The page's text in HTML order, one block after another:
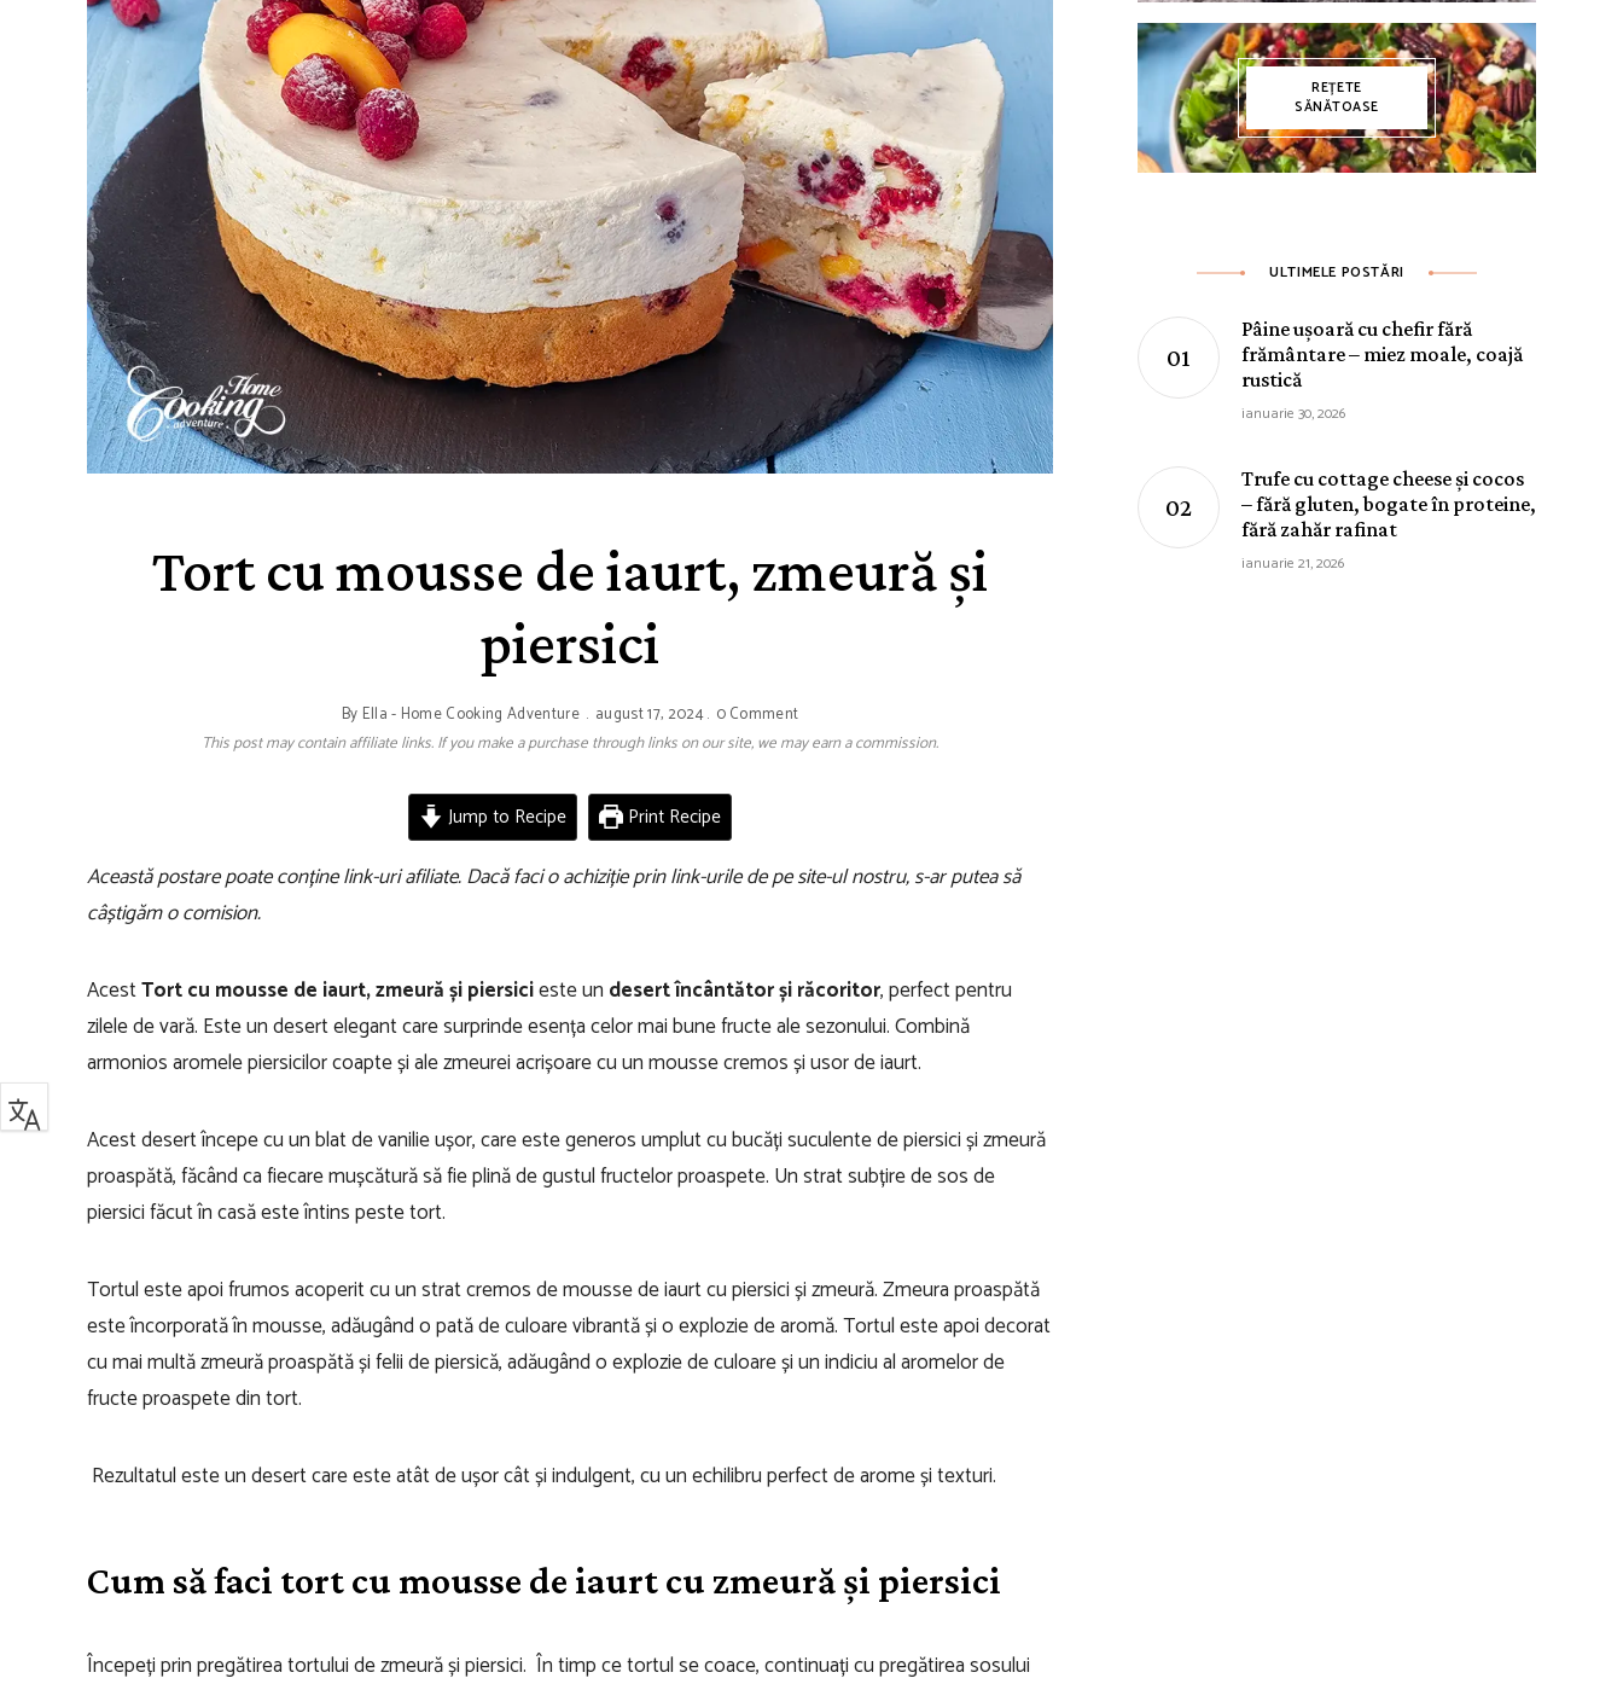
Tort cu mousse de iaurt, zmeură și
piersici
By Ella - Home Cooking Adventure august 17, 2024 0 Comment
This post may contain affiliate links. If you make a purchase through links on our site, we may earn a commission.
Jump to Recipe Print Recipe
Această postare poate conține link-uri afiliate. Dacă faci o achiziție prin link-urile de pe site-ul nostru, s-ar putea să
câștigăm o comision.
AcestTort cu mousse de iaurt, zmeură și piersicieste un desert încântător și răcoritor, perfect pentru
zilele de vară. Este un desert elegant care surprinde esența celor mai bune fructe ale sezonului. Combină
armonios aromele piersicilor coapte și ale zmeurei acrișoare cu un mousse cremos și usor de iaurt.
Acest desert începe cu un blat de vanilie ușor, care este generos umplut cu bucăți suculente de piersici și zmeură
proaspătă, făcând ca fiecare mușcătură să fie plină de gustul fructelor proaspete. Un strat subțire de sos de
piersici făcut în casă este întins peste tort.
Tortul este apoi frumos acoperit cu un strat cremos de mousse de iaurt cu piersici și zmeură. Zmeura proaspătă
este încorporată în mousse, adăugând o pată de culoare vibrantă și o explozie de aromă. Tortul este apoi decorat
cu mai multă zmeură proaspătă și felii de piersică, adăugând o explozie de culoare și un indiciu al aromelor de
fructe proaspete din tort.
Rezultatul este un desert care este atât de ușor cât și indulgent, cu un echilibru perfect de arome și texturi.
Cum să faci tort cu mousse de iaurt cu zmeură și piersici
Începeți prin pregătirea tortului de zmeură și piersici. În timp ce tortul se coace, continuați cu pregătirea sosului
REȚETE
SĂNĂTOASE
ULTIMELE POSTĂRI
Pâine ușoară cu chefir fără
frământare – miez moale, coajă
rustică
ianuarie 30, 2026
Trufe cu cottage cheese și cocos
– fără gluten, bogate în proteine,
fără zahăr rafinat
ianuarie 21, 2026